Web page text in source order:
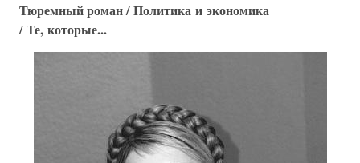
Тюремный роман / Политика и экономика
/ Те, которые...